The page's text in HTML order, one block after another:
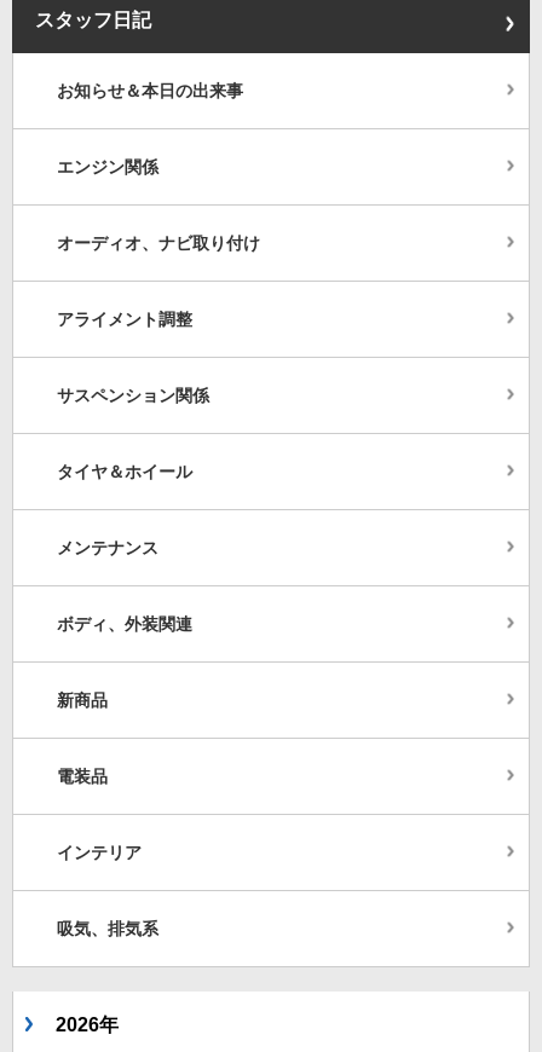
スタッフ日記
お知らせ＆本日の出来事
エンジン関係
オーディオ、ナビ取り付け
アライメント調整
サスペンション関係
タイヤ＆ホイール
メンテナンス
ボディ、外装関連
新商品
電装品
インテリア
吸気、排気系
2026年